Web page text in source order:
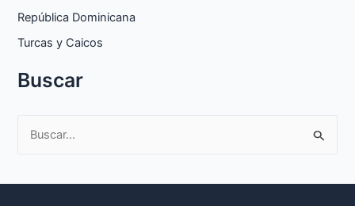
República Dominicana
Turcas y Caicos
Buscar
s